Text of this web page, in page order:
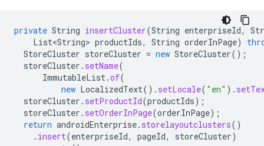
private String insertCluster(String enterpriseId,
List<String> productIds, String orderInPage)
StoreCluster storeCluster = new StoreCluster();
storeCluster . setName(
ImmutableList .of(
new LocalizedText(). setLocale( "en" ).
storeCluster . setProductId(productIds);
storeCluster . setOrderInPage(orderInPage);
return androidEnterprise. storelayoutclusters()
. insert(enterpriseId, pageId, storeCluster)